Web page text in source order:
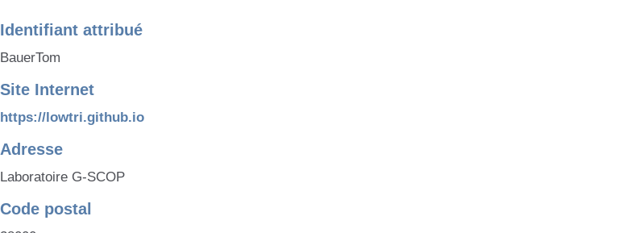
Identifiant attribué
BauerTom
Site Internet
https://lowtri.github.io
Adresse
Laboratoire G-SCOP
Code postal